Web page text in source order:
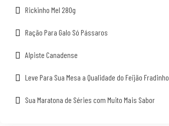
Rickinho Mel 280g
Ração Para Galo Só Pássaros
Alpiste Canadense
Leve Para Sua Mesa a Qualidade do Feijão Fradinho
Sua Maratona de Séries com Muito Mais Sabor